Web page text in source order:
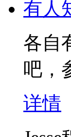
有人
各自
吧，
详情